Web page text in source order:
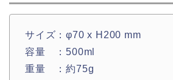
サイズ：φ70 x H200 mm
容量 ：500ml
重量 ：約75g